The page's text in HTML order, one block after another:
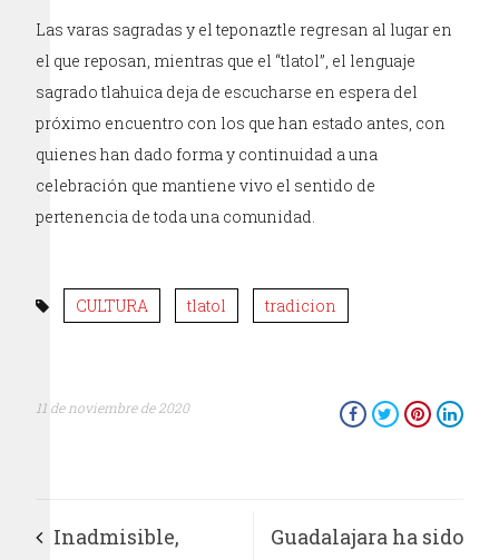
Las varas sagradas y el teponaztle regresan al lugar en
el que reposan, mientras que el “tlatol”, el lenguaje
sagrado tlahuica deja de escucharse en espera del
próximo encuentro con los que han estado antes, con
quienes han dado forma y continuidad a una
celebración que mantiene vivo el sentido de
pertenencia de toda una comunidad.
CULTURA tlatol tradicion
11 de noviembre de 2020
Inadmisible, Guadalajara ha sido